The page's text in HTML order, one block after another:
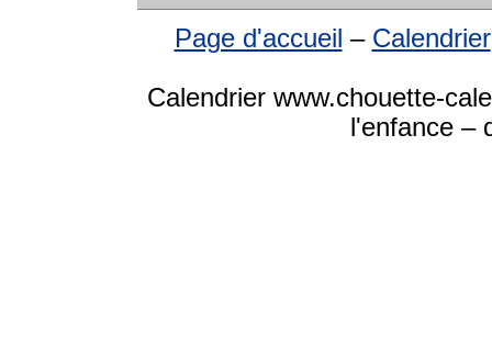
Page d'accueil – Calendrier
Calendrier www.chouette-
l'enfance –